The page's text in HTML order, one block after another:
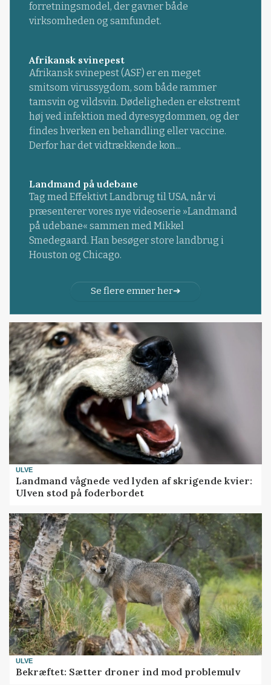
forretningsmodel, der gavner både
virksomheden og samfundet.
Afrikansk svinepest
Afrikansk svinepest (ASF) er en meget
smitsom virussygdom, som både rammer
tamsvin og vildsvin. Dødeligheden er ekstremt
høj ved infektion med dyresygdommen, og der
findes hverken en behandling eller vaccine.
Derfor har det vidtrækkende kon...
Landmand på udebane
Tag med Effektivt Landbrug til USA, når vi
præsenterer vores nye videoserie »Landmand
på udebane« sammen med Mikkel
Smedegaard. Han besøger store landbrug i
Houston og Chicago.
Se flere emner her
ULVE
Landmand vågnede ved lyden af skrigende kvier:
Ulven stod på foderbordet
ULVE
Bekræftet: Sætter droner ind mod problemulv